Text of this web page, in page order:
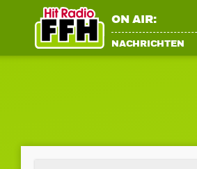
ON AIR:
NACHRICHTEN